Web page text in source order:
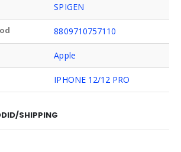
SPIGEN
8809710757110
Apple
IPHONE 12/12 PRO
SHIPPING